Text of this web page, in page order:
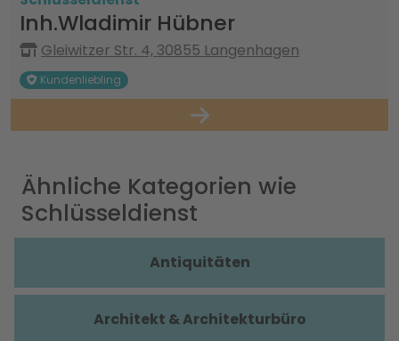
Inh.Wladimir Hübner
Gleiwitzer Str. 4, 30855 Langenhagen
Kundenliebling
Ähnliche Kategorien wie
Schlüsseldienst
Antiquitäten
Architekt & Architekturbüro